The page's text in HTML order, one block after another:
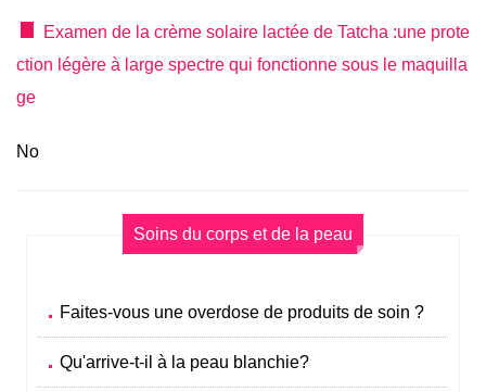
Examen de la crème solaire lactée de Tatcha :une prote
ction légère à large spectre qui fonctionne sous le maquilla
ge
No
Soins du corps et de la peau
Faites-vous une overdose de produits de soin ?
Qu'arrive-t-il à la peau blanchie?